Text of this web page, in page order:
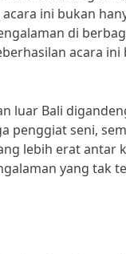
ini bukan
di
acara
luar Bali
penggiat seni,
lebih erat
yang tak